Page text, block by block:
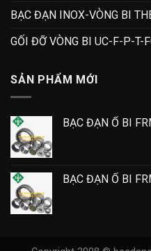
BẠC ĐẠN INOX-VÒNG BI
GỐI ĐỠ VÒNG BI UC-F-P-T-
SẢN PHẨM MỚI
BẠC ĐẠN Ổ BI
BẠC ĐẠN Ổ BI